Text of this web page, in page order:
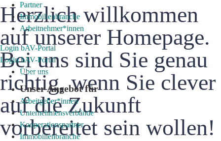
Partner
Immobilienbranche
Arbeitnehmer*innen
Login bAV-Portal
Login bAV-Portal
Über uns
Unser Angebot für
Arbeitgeber*innen
Unternehmensverbände
Kooperationspartner
Immobilienbranche
Herzlich willkommen
auf unserer Homepage.
Bei uns sind Sie genau
richtig, wenn Sie clever
auf die Zukunft
vorbereitet sein wollen!